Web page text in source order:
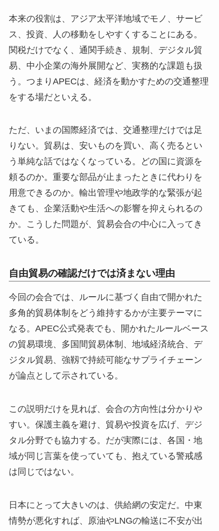
本来の役割は、アジア太平洋地域でモノ、サービ
ス、投資、人の移動をしやすくすることにある。
関税だけでなく、通関手続き、規制、デジタル貿
易、中小企業の海外展開など、実務的な課題も扱
う。つまりAPECは、経済を動かすための交通整理
をする場だといえる。
ただ、いまの国際経済では、交通整理だけでは足
りない。貿易は、安いものを買い、高く売るとい
う単純な話ではなくなっている。どの国に資源を
頼るのか。重要な部品が止まったときに代わりを
用意できるのか。輸出管理や地政学的な緊張が起
きても、企業活動や生活への影響を抑えられるの
か。こうした問題が、貿易会合の中心に入ってき
ている。
自由貿易の確認だけでは済まない理由
今回の会合では、ルールに基づく自由で開かれた
多角的貿易体制をどう維持するかが主要テーマに
なる。APEC公式発表でも、開かれたルールベース
の貿易環境、多国間貿易体制、地域経済統合、デ
ジタル貿易、強靱で持続可能なサプライチェーン
が論点として示されている。
この説明だけを見れば、会合の方向性は分かりや
すい。保護主義を避け、貿易や投資を広げ、デジ
タル分野でも協力する。だが実際には、各国・地
域が同じ言葉を使っていても、抱えている警戒感
は同じではない。
日本にとって大きいのは、供給網の安定だ。中東
情勢が悪化すれば、原油やLNGの輸送に不安が出